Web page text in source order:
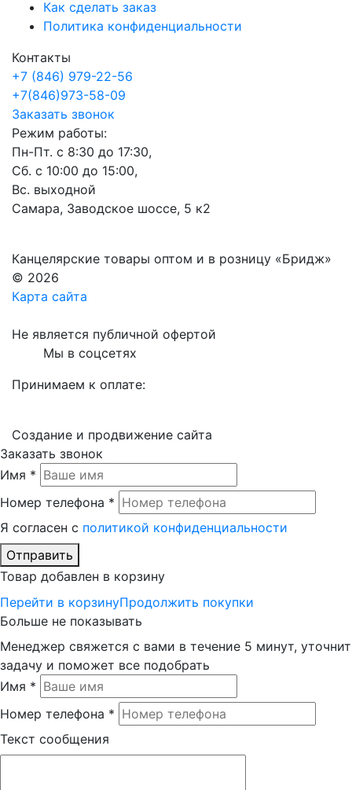
Как сделать заказ
Политика конфиденциальности
Контакты
+7 (846) 979-22-56
+7(846)973-58-09
Заказать звонок
Режим работы:
Пн-Пт. с 8:30 до 17:30,
Сб. с 10:00 до 15:00,
Вс. выходной
Самара, Заводское шоссе, 5 к2
Канцелярские товары оптом и в розницу «Бридж»
© 2026
Карта сайта
Не является публичной офертой
Мы в соцсетях
Принимаем к оплате:
Создание и продвижение сайта
Заказать звонок
Имя *
Номер телефона *
Я согласен с политикой конфиденциальности
Отправить
Товар добавлен в корзину
Перейти в корзинуПродолжить покупки
Больше не показывать
Менеджер свяжется с вами в течение 5 минут, уточнит
задачу и поможет все подобрать
Имя *
Номер телефона *
Текст сообщения